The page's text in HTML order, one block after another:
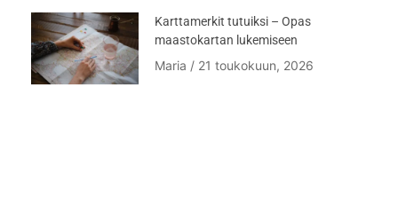
Karttamerkit tutuiksi – Opas
maastokartan lukemiseen
Maria 21 toukokuun, 2026